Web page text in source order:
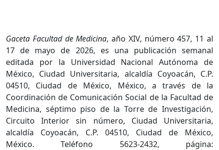
Gaceta Facultad de Medicina, año XIV, número 457, 11 al
17 de mayo de 2026, es una publicación semanal
editada por la Universidad Nacional Autónoma de
México, Ciudad Universitaria, alcaldía Coyoacán, C.P.
04510, Ciudad de México, México, a través de la
Coordinación de Comunicación Social de la Facultad de
Medicina, séptimo piso de la Torre de Investigación,
Circuito Interior sin número, Ciudad Universitaria,
alcaldía Coyoacán, C.P. 04510, Ciudad de México,
México. Teléfono 5623-2432, página: